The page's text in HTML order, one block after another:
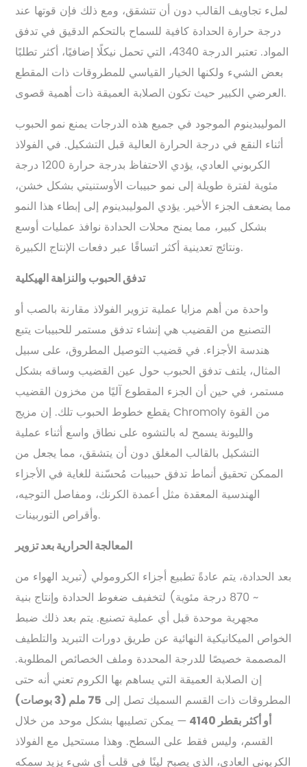
لملء تجاويف القالب دون أن تتشقق، ومع ذلك فإن قوتها عند
درجة حرارة الحدادة كافية للسماح بالتحكم الدقيق في تدفق
المواد. تعتبر الدرجة 4340، التي تحمل نيكلًا إضافيًا، أكثر تطلبًا
بعض الشيء ولكنها الخيار القياسي للمطروقات ذات المقطع
العرضي الكبير حيث تكون الصلابة العميقة ذات أهمية قصوى.
الموليبدينوم الموجود في جميع هذه الدرجات يمنع نمو الحبوب
أثناء النقع في درجة الحرارة العالية قبل التشكيل. في الفولاذ
الكربوني العادي، يؤدي الاحتفاظ بدرجة حرارة 1200 درجة
مئوية لفترة طويلة إلى نمو حبيبات الأوستنيتي بشكل خشن،
مما يضعف الجزء الأخير. يؤدي الموليبدينوم إلى إبطاء هذا النمو
بشكل كبير، مما يمنح محلات الحدادة نوافذ عمليات أوسع
ونتائج تعدينية أكثر اتساقًا عبر دفعات الإنتاج الكبيرة.
تدفق الحبوب والنزاهة الهيكلية
واحدة من أهم مزايا عملية تزوير الفولاذ مقارنة بالصب أو
التصنيع من القضيب هي إنشاء تدفق مستمر للحبيبات يتبع
هندسة الأجزاء. في قضيب التوصيل المطروق، على سبيل
المثال، يلتف تدفق الحبوب حول عين القضيب وساقه بشكل
مستمر، في حين أن الجزء المقطوع آليًا من مخزون القضيب
يقطع خطوط الحبوب تلك. إن مزيج Chromoly من القوة
والليونة يسمح له بالتشوه على نطاق واسع أثناء عملية
التشكيل بالقالب المغلق دون أن يتشقق، مما يجعل من
الممكن تحقيق أنماط تدفق حبيبات مُحسّنة للغاية في الأجزاء
الهندسية المعقدة مثل أعمدة الكرنك، ومفاصل التوجيه،
وأقراص التوربينات.
المعالجة الحرارية بعد تزوير
بعد الحدادة، يتم عادةً تطبيع أجزاء الكرومولي (تبريد الهواء من
~ 870 درجة مئوية) لتخفيف ضغوط الحدادة وإنتاج بنية
مجهرية موحدة قبل أي عملية تصنيع. يتم بعد ذلك ضبط
الخواص الميكانيكية النهائية عن طريق دورات التبريد والتلطيف
المصممة خصيصًا للدرجة المحددة وملف الخصائص المطلوبة.
إن الصلابة العميقة التي يساهم بها الكروم تعني أنه حتى
المطروقات ذات القسم السميك تصل إلى
75 ملم (3 بوصات)
أو أكثر بقطر 4140
— يمكن تصليبها بشكل موحد من خلال
القسم، وليس فقط على السطح. وهذا مستحيل مع الفولاذ
الكربوني العادي، الذي يصبح لينًا في قلب أي شيء يزيد سمكه